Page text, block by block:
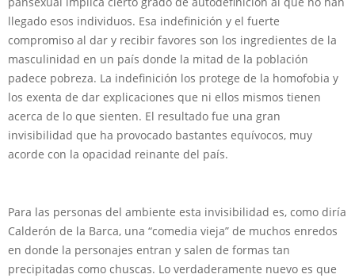
llegado esos individuos. Esa indefinición y el fuerte
compromiso al dar y recibir favores son los ingredientes de la
masculinidad en un país donde la mitad de la población
padece pobreza. La indefinición los protege de la homofobia y
los exenta de dar explicaciones que ni ellos mismos tienen
acerca de lo que sienten. El resultado fue una gran
invisibilidad que ha provocado bastantes equívocos, muy
acorde con la opacidad reinante del país.
Para las personas del ambiente esta invisibilidad es, como diría
Calderón de la Barca, una “comedia vieja” de muchos enredos
en donde la personajes entran y salen de formas tan
precipitadas como chuscas. Lo verdaderamente nuevo es que